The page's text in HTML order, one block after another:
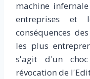
machine
entreprises et
conséquences
les plus
s'agit d'un
révocation de